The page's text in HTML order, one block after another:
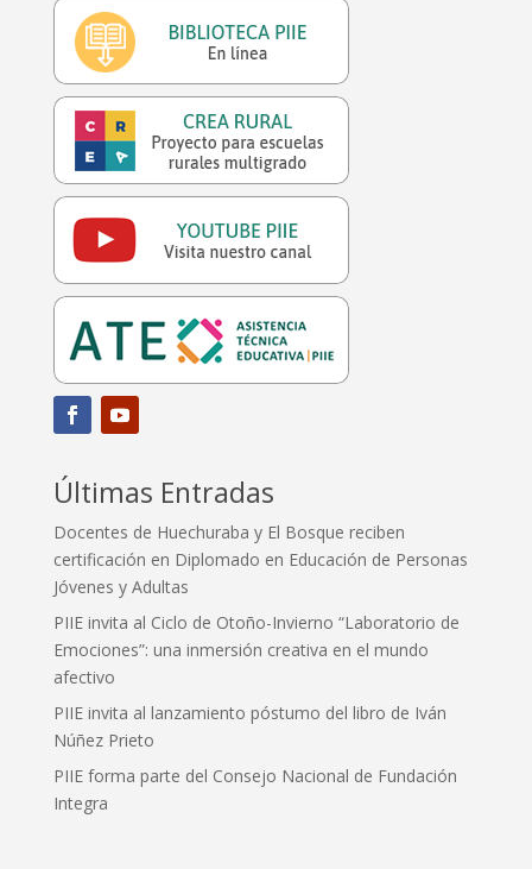
Últimas Entradas
Docentes de Huechuraba y El Bosque reciben
certificación en Diplomado en Educación de Personas
Jóvenes y Adultas
PIIE invita al Ciclo de Otoño-Invierno “Laboratorio de
Emociones”: una inmersión creativa en el mundo
afectivo
PIIE invita al lanzamiento póstumo del libro de Iván
Núñez Prieto
PIIE forma parte del Consejo Nacional de Fundación
Integra